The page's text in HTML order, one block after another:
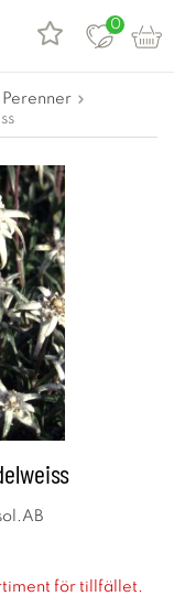
0
Perenner
för tillfället.